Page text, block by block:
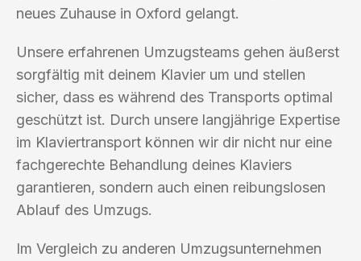
neues Zuhause in Oxford gelangt.
Unsere erfahrenen Umzugsteams gehen äußerst
sorgfältig mit deinem Klavier um und stellen
sicher, dass es während des Transports optimal
geschützt ist. Durch unsere langjährige Expertise
im Klaviertransport können wir dir nicht nur eine
fachgerechte Behandlung deines Klaviers
garantieren, sondern auch einen reibungslosen
Ablauf des Umzugs.
Im Vergleich zu anderen Umzugsunternehmen